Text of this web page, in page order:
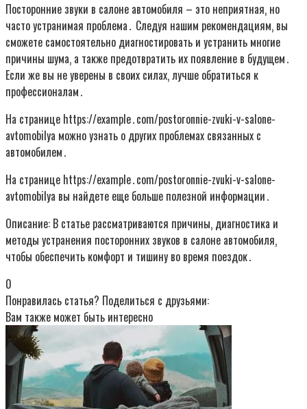
Посторонние звуки в салоне автомобиля – это неприятная‚ но
часто устранимая проблема․ Следуя нашим рекомендациям‚ вы
сможете самостоятельно диагностировать и устранить многие
причины шума‚ а также предотвратить их появление в будущем․
Если же вы не уверены в своих силах‚ лучше обратиться к
профессионалам․
На странице https://example․com/postoronnie-zvuki-v-salone-
avtomobilya можно узнать о других проблемах связанных с
автомобилем․
На странице https://example․com/postoronnie-zvuki-v-salone-
avtomobilya вы найдете еще больше полезной информации․
Описание: В статье рассматриваются причины‚ диагностика и
методы устранения посторонних звуков в салоне автомобиля‚
чтобы обеспечить комфорт и тишину во время поездок․
0
Понравилась статья? Поделиться с друзьями:
Вам также может быть интересно